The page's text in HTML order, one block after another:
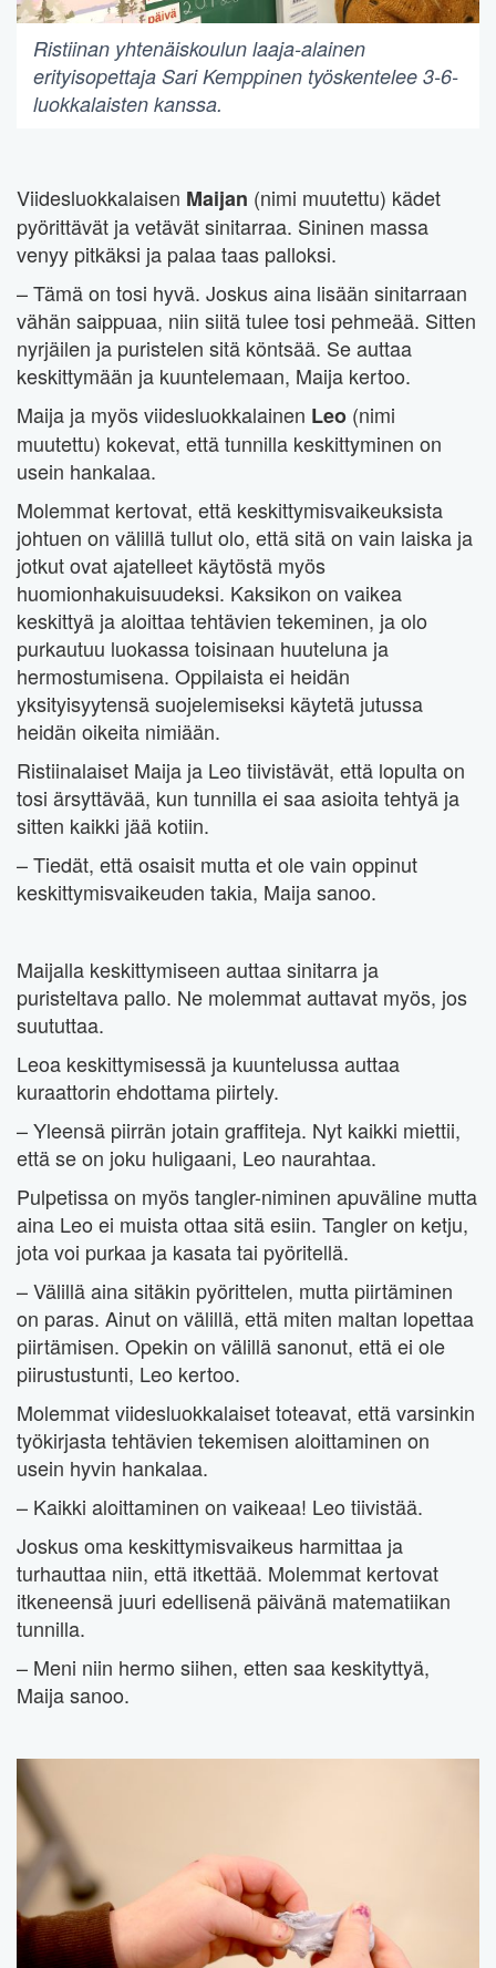
Ristiinan yhtenäiskoulun laaja-alainen
erityisopettaja Sari Kemppinen työskentelee 3-6-
luokkalaisten kanssa.
Viidesluokkalaisen Maijan (nimi muutettu) kädet
pyörittävät ja vetävät sinitarraa. Sininen massa
venyy pitkäksi ja palaa taas palloksi.
– Tämä on tosi hyvä. Joskus aina lisään sinitarraan
vähän saippuaa, niin siitä tulee tosi pehmeää. Sitten
nyrjäilen ja puristelen sitä köntsää. Se auttaa
keskittymään ja kuuntelemaan, Maija kertoo.
Maija ja myös viidesluokkalainen Leo (nimi
muutettu) kokevat, että tunnilla keskittyminen on
usein hankalaa.
Molemmat kertovat, että keskittymisvaikeuksista
johtuen on välillä tullut olo, että sitä on vain laiska ja
jotkut ovat ajatelleet käytöstä myös
huomionhakuisuudeksi. Kaksikon on vaikea
keskittyä ja aloittaa tehtävien tekeminen, ja olo
purkautuu luokassa toisinaan huuteluna ja
hermostumisena. Oppilaista ei heidän
yksityisyytensä suojelemiseksi käytetä jutussa
heidän oikeita nimiään.
Ristiinalaiset Maija ja Leo tiivistävät, että lopulta on
tosi ärsyttävää, kun tunnilla ei saa asioita tehtyä ja
sitten kaikki jää kotiin.
– Tiedät, että osaisit mutta et ole vain oppinut
keskittymisvaikeuden takia, Maija sanoo.
Maijalla keskittymiseen auttaa sinitarra ja
puristeltava pallo. Ne molemmat auttavat myös, jos
suututtaa.
Leoa keskittymisessä ja kuuntelussa auttaa
kuraattorin ehdottama piirtely.
– Yleensä piirrän jotain graffiteja. Nyt kaikki miettii,
että se on joku huligaani, Leo naurahtaa.
Pulpetissa on myös tangler-niminen apuväline mutta
aina Leo ei muista ottaa sitä esiin. Tangler on ketju,
jota voi purkaa ja kasata tai pyöritellä.
– Välillä aina sitäkin pyörittelen, mutta piirtäminen
on paras. Ainut on välillä, että miten maltan lopettaa
piirtämisen. Opekin on välillä sanonut, että ei ole
piirustustunti, Leo kertoo.
Molemmat viidesluokkalaiset toteavat, että varsinkin
työkirjasta tehtävien tekemisen aloittaminen on
usein hyvin hankalaa.
– Kaikki aloittaminen on vaikeaa! Leo tiivistää.
Joskus oma keskittymisvaikeus harmittaa ja
turhauttaa niin, että itkettää. Molemmat kertovat
itkeneensä juuri edellisenä päivänä matematiikan
tunnilla.
– Meni niin hermo siihen, etten saa keskityttyä,
Maija sanoo.